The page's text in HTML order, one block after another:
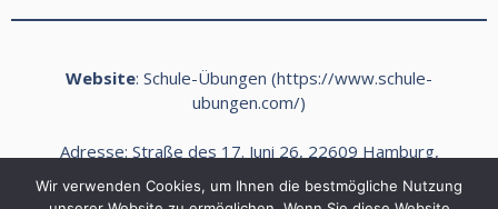
Website: Schule-Übungen (https://www.schule-
ubungen.com/)
Adresse: Straße des 17. Juni 26, 22609 Hamburg,
Deutschland
Wir verwenden Cookies, um Ihnen die bestmögliche Nutzung